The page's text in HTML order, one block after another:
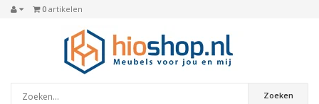
0 artikelen
Zoeken